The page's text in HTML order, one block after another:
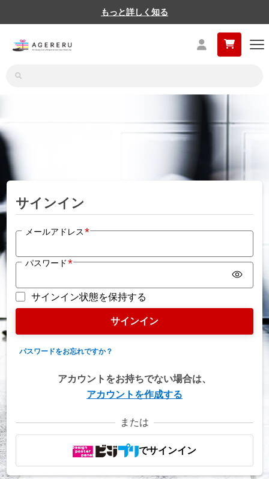
もっと詳しく知る
サインイン
メールアドレス *
パスワード *
サインイン状態を保持する
サインイン
パスワードをお忘れですか？
アカウントをお持ちでない場合は、
アカウントを作成する
または
でサインイン